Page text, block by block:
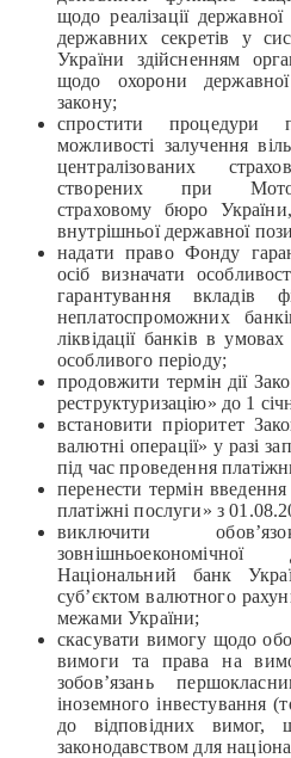
щодо реалізації
державних секретів у
України здійсненням
щодо охорони
закону;
спростити процедури
можливості залучення
централізованих
створених при
страховому бюро
внутрішньої державної
надати право Фонду
осіб визначати
гарантування вкладів
неплатоспроможних
ліквідації банків в
особливого періоду;
продовжити термін дії
реструктуризацію» до 1
встановити пріоритет
валютні операції» у разі
під час проведення
перенести термін
платіжні послуги» з
виключити
зовнішньоекономічної
Національний банк
суб’єктом валютного
межами України;
скасувати вимогу щодо
вимоги та права на
зобов’язань
іноземного інвестування
до відповідних вимог,
законодавством для